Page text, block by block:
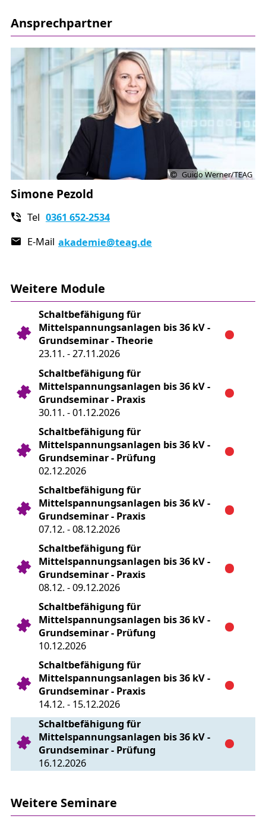
Ansprechpartner
Guido Werner/TEAG
Simone Pezold
Tel 0361 652-2534
E-Mail akademie@teag.de
Weitere Module
Schaltbefähigung für
Mittelspannungsanlagen bis 36 kV -
Grundseminar - Theorie
23.11. - 27.11.2026
Schaltbefähigung für
Mittelspannungsanlagen bis 36 kV -
Grundseminar - Praxis
30.11. - 01.12.2026
Schaltbefähigung für
Mittelspannungsanlagen bis 36 kV -
Grundseminar - Prüfung
02.12.2026
Schaltbefähigung für
Mittelspannungsanlagen bis 36 kV -
Grundseminar - Praxis
07.12. - 08.12.2026
Schaltbefähigung für
Mittelspannungsanlagen bis 36 kV -
Grundseminar - Praxis
08.12. - 09.12.2026
Schaltbefähigung für
Mittelspannungsanlagen bis 36 kV -
Grundseminar - Prüfung
10.12.2026
Schaltbefähigung für
Mittelspannungsanlagen bis 36 kV -
Grundseminar - Praxis
14.12. - 15.12.2026
Schaltbefähigung für
Mittelspannungsanlagen bis 36 kV -
Grundseminar - Prüfung
16.12.2026
Weitere Seminare